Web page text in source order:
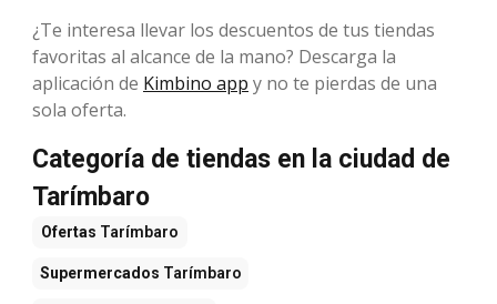
¿Te interesa llevar los descuentos de tus tiendas
favoritas al alcance de la mano? Descarga la
aplicación de Kimbino app y no te pierdas de una
sola oferta.
Categoría de tiendas en la ciudad de
Tarímbaro
Ofertas Tarímbaro
Supermercados Tarímbaro